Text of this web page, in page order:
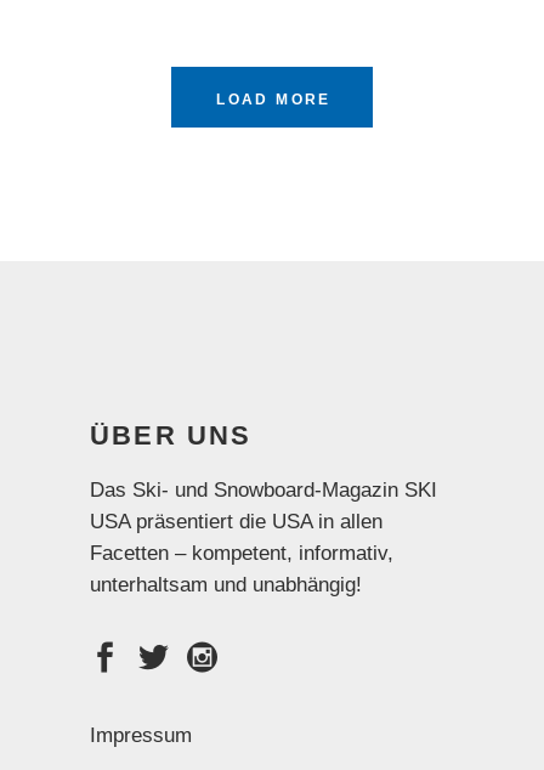
LOAD MORE
ÜBER UNS
Das Ski- und Snowboard-Magazin SKI
USA präsentiert die USA in allen
Facetten – kompetent, informativ,
unterhaltsam und unabhängig!
Impressum